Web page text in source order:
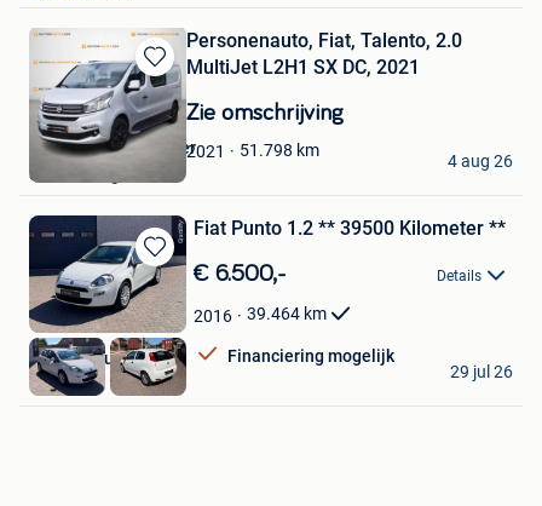
Bewaren
in
Mijn
Favorieten
Personenauto, Fiat, Talento, 2.0
MultiJet L2H1 SX DC, 2021
Zie omschrijving
2021 51.798 km
Onlineveilingmeester
Soesterberg
4 aug 26
Bewaren
in
Mijn
Favorieten
Fiat Punto 1.2 ** 39500 Kilometer **
€ 6.500,- Details
2016 39.464 km
Financiering mogelijk
Garage Flussie NV
Landen
29 jul 26